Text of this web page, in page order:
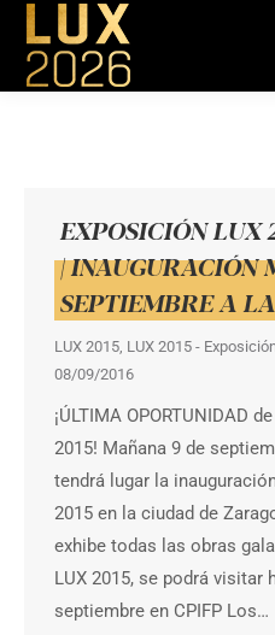
EXPOSICIÓN LUX
| INAUGURACIÓN
SEPTIEMBRE A
LUX 2015, LUX 2015 -
08/09/2016
¡ÚLTIMA OPORTUNIDAD
2015! Mañana 9 de
tendrá lugar la
2015 en la ciudad de
exhibe todas las obras
LUX 2015, se podrá visitar
septiembre en CPIFP Los…